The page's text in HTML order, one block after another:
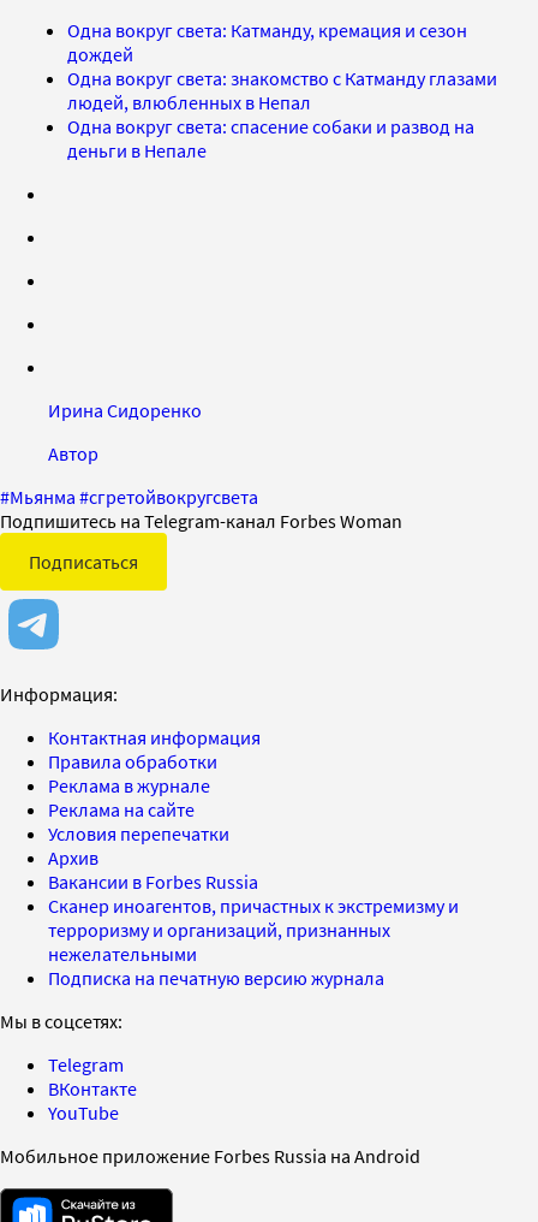
Одна вокруг света: Катманду, кремация и сезон
дождей
Одна вокруг света: знакомство с Катманду глазами
людей, влюбленных в Непал
Одна вокруг света: спасение собаки и развод на
деньги в Непале
Ирина Сидоренко
Автор
#Мьянма #сгретойвокругсвета
Подпишитесь на Telegram-канал Forbes Woman
Подписаться
Информация:
Контактная информация
Правила обработки
Реклама в журнале
Реклама на сайте
Условия перепечатки
Архив
Вакансии в Forbes Russia
Сканер иноагентов, причастных к экстремизму и
терроризму и организаций, признанных
нежелательными
Подписка на печатную версию журнала
Мы в соцсетях:
Telegram
ВКонтакте
YouTube
Мобильное приложение Forbes Russia на Android